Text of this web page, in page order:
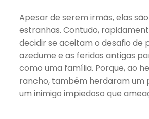
Apesar de serem irmãs, elas
estranhas. Contudo,
decidir se aceitam o desafio de
azedume e as feridas antigas
como uma família. Porque, ao
rancho, também herdaram um
um inimigo impiedoso que